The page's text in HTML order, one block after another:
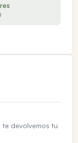
devolvemos tu